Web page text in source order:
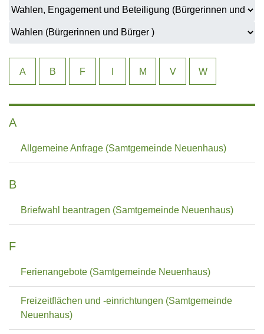
A B F M V W
A
Allgemeine Anfrage (Samtgemeinde Neuenhaus)
B
Briefwahl beantragen (Samtgemeinde Neuenhaus)
F
Ferienangebote (Samtgemeinde Neuenhaus)
Freizeitflächen und -einrichtungen (Samtgemeinde
Neuenhaus)